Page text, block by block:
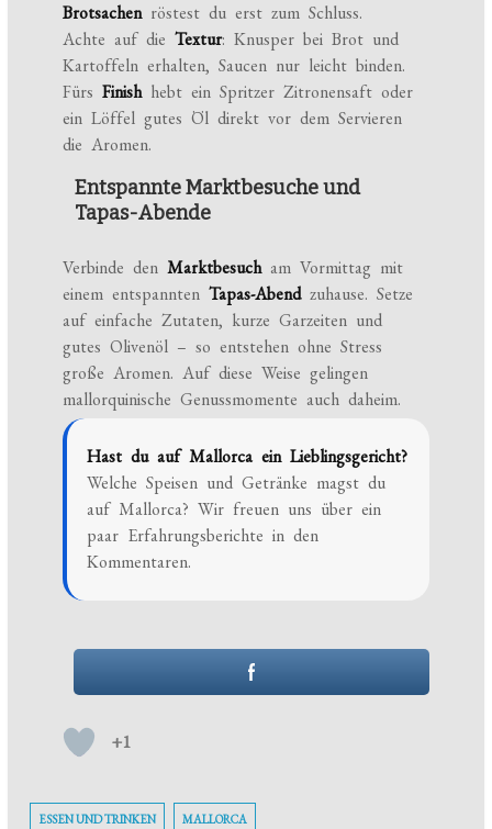
Brotsachenröstest du erst zum Schluss.
Achte auf dieTextur: Knusper bei Brot und
Kartoffeln erhalten, Saucen nur leicht binden.
FürsFinishhebt ein Spritzer Zitronensaft oder
ein Löffel gutes Öl direkt vor dem Servieren
die Aromen.
Entspannte Marktbesuche und
Tapas-Abende
Verbinde denMarktbesucham Vormittag mit
einem entspanntenTapas-Abendzuhause. Setze
auf einfache Zutaten, kurze Garzeiten und
gutes Olivenöl – so entstehen ohne Stress
große Aromen. Auf diese Weise gelingen
mallorquinische Genussmomente auch daheim.
Hast du auf Mallorca ein Lieblingsgericht?
Welche Speisen und Getränke magst du
auf Mallorca? Wir freuen uns über ein
paar Erfahrungsberichte in den
Kommentaren.
+1
ESSEN UND TRINKEN MALLORCA